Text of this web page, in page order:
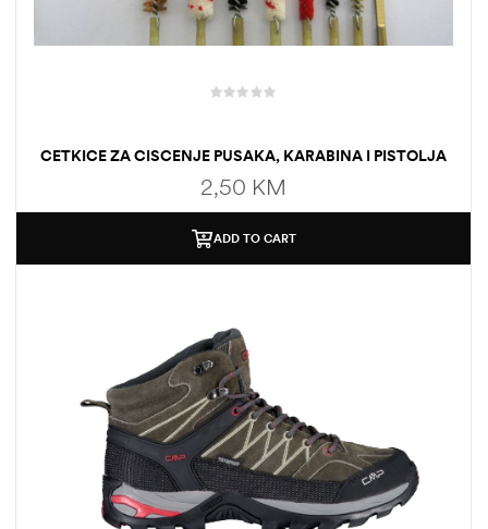
CETKICE ZA CISCENJE PUSAKA, KARABINA I PISTOLJA
2,50 KM
ADD TO CART